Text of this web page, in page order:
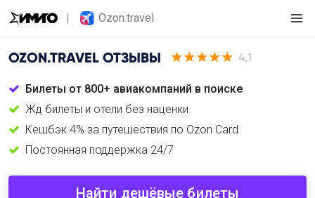
Ozon.travel
OZON.TRAVEL ОТЗЫВЫ 4,1
Билеты от 800+ авиакомпаний в поиске
Жд билеты и отели без наценки
Кешбэк 4% за путешествия по Ozon Card
Постоянная поддержка 24/7
Найти дешёвые билеты